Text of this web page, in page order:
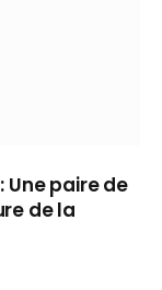
Une paire de
de la